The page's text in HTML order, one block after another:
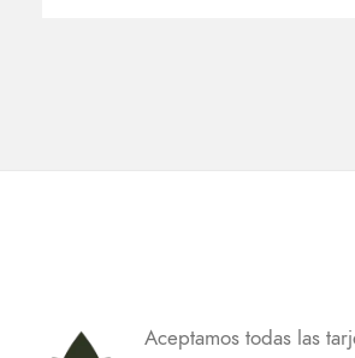
Aceptamos todas las